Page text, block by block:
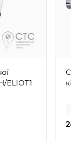
ELIOT1